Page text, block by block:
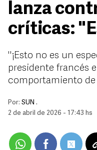
lanza
críticas:
"¡Esto no es un
presidente francés
comportamiento
Por: SUN .
2 de abril de 2026 - 17:43 hs